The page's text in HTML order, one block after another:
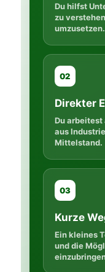
Du hilfst
zu
umzusetzen.
02
Direkter
Du
aus
Mittelstand.
03
Kurze
Ein kleines
und die